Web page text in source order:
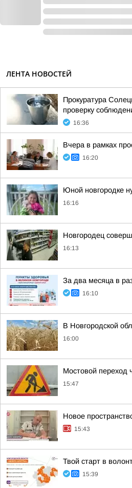
ЛЕНТА НОВОСТЕЙ
Прокуратура
проверку
16:36
Вчера в рамках
16:20
Юной новгородке
16:16
Новгородец
16:13
За два месяца в
16:10
В Новгородской
16:00
Мостовой переход
15:47
Новое
15:43
Твой старт в
15:39